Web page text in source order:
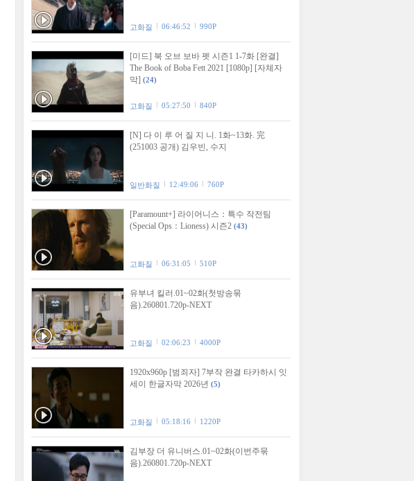
고화질 06:46:52 990P
[미드] 북 오브 보바 펫 시즌1 1-7화 [완결]
The Book of Boba Fett 2021 [1080p] [자체자
막] (24)
고화질 05:27:50 840P
[N] 다 이 루 어 질 지 니. 1화~13화. 完
(251003 공개) 김우빈, 수지
일반화질 12:49:06 760P
[Paramount+] 라이어니스：특수 작전팀
(Special Ops：Lioness) 시즌2 (43)
고화질 06:31:05 510P
유부녀 킬러.01~02화(첫방송묶
음).260801.720p-NEXT
고화질 02:06:23 4000P
1920x960p [범죄자] 7부작 완결 타카하시 잇
세이 한글자막 2026년 (5)
고화질 05:18:16 1220P
김부장 더 유니버스.01~02화(이번주묶
음).260801.720p-NEXT